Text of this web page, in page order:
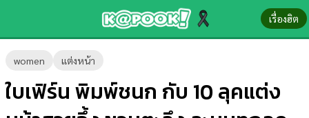
เรื่องฮิต
women แต่งหน้า
ใบเฟิร์น พิมพ์ชนก กับ 10 ลุคแต่ง
ข่าว-
ความ
รู้